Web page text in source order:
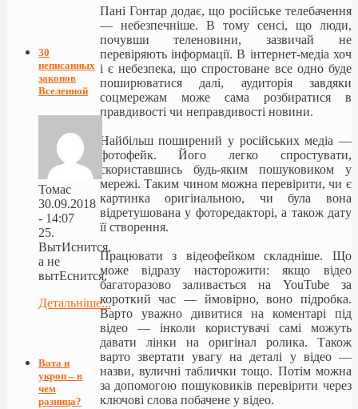
Пані Гонтар додає, що російське телебачення
— небезпечніше. В тому сенсі, що люди,
почувши теленовини, зазвичай не
перевіряють інформації. В інтернет-медіа хоч
і є небезпека, що спростоване все одно буде
поширюватися далі, аудиторія завдяки
соцмережам може сама розбиратися в
правдивості чи неправдивості новини.
Найбільш поширений у російських медіа —
фотофейк. Його легко спростувати,
скориставшись будь-яким пошуковиком у
мережі. Таким чином можна перевірити, чи є
картинка оригінальною, чи була вона
відретушована у фоторедакторі, а також дату
її створення.
Працювати з відеофейком складніше. Що
може відразу насторожити: якщо відео
багаторазово заливається на YouTube за
короткий час — ймовірно, воно підробка.
Варто уважно дивитися на коментарі під
відео — інколи користувачі самі можуть
давати лінки на оригінал ролика. Також
варто звертати увагу на деталі у відео —
назви, вуличні таблички тощо. Потім можна
за допомогою пошуковиків перевірити через
ключові слова побачене у відео.
30
неписанных
законов
Вселенной
Томас
30.09.2018
- 14:07
25.
ВытИснится,
а не
вытЕснится.
Детальніше...
Вата и
укроп – в
чем
разница?